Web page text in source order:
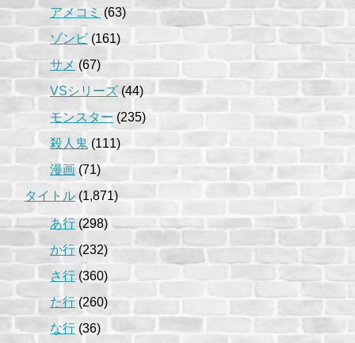
アメコミ (63)
ゾンビ (161)
サメ (67)
VSシリーズ (44)
モンスター (235)
殺人鬼 (111)
漫画(71)
タイトル (1,871)
あ行(298)
か行 (232)
さ行 (360)
た行 (260)
な行 (36)